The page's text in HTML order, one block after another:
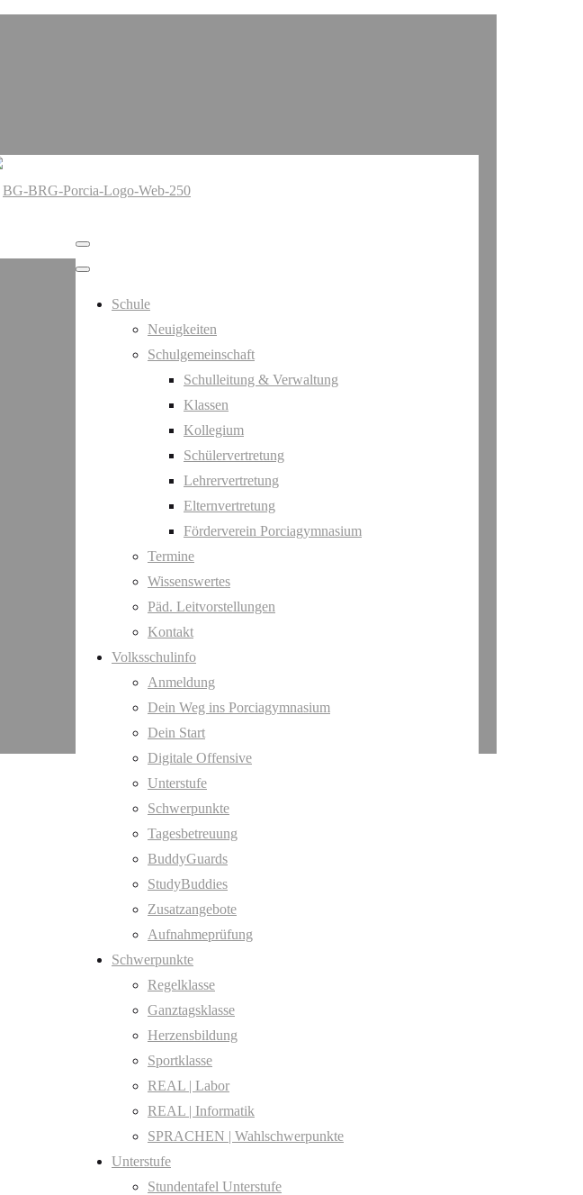
Schule
Neuigkeiten
Schulgemeinschaft
Schulleitung & Verwaltung
Klassen
Kollegium
Schülervertretung
Lehrervertretung
Elternvertretung
Förderverein Porciagymnasium
Termine
Wissenswertes
Päd. Leitvorstellungen
Kontakt
Volksschulinfo
Anmeldung
Dein Weg ins Porciagymnasium
Dein Start
Digitale Offensive
Unterstufe
Schwerpunkte
Tagesbetreuung
BuddyGuards
StudyBuddies
Zusatzangebote
Aufnahmeprüfung
Schwerpunkte
Regelklasse
Ganztagsklasse
Herzensbildung
Sportklasse
REAL | Labor
REAL | Informatik
SPRACHEN | Wahlschwerpunkte
Unterstufe
Stundentafel Unterstufe